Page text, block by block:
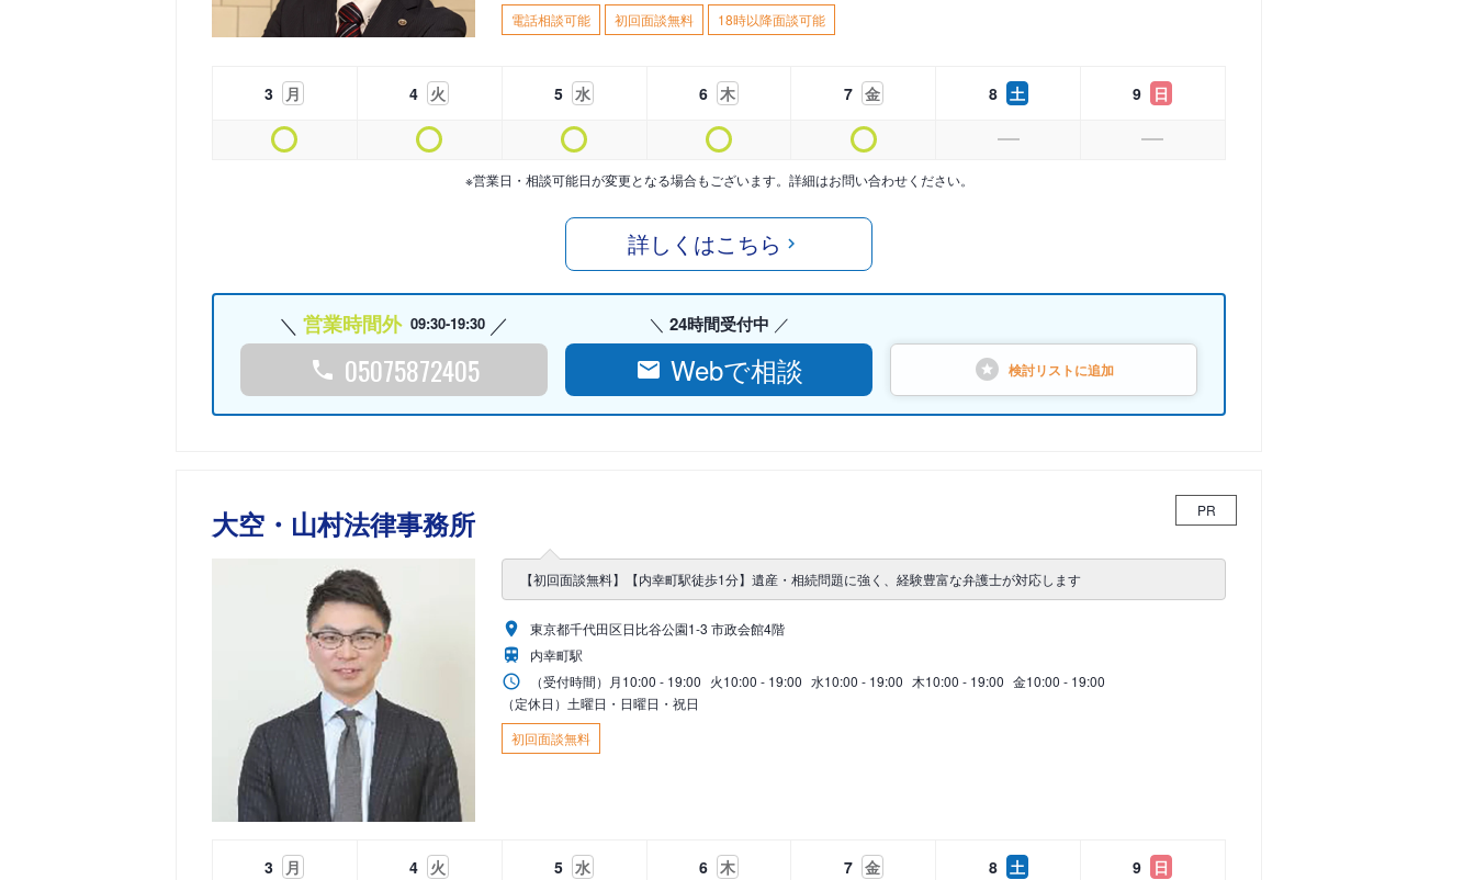
電話相談可能
初回面談無料 18時以降面談可能
3 月 4 火 5 水 6 木 7 金 8 土 9 日
※営業日・相談可能日が変更となる場合もございます。詳細はお問い合わせください。
詳しくはこちら
営業時間外 09:30-19:30
05075872405
24時間受付中
Webで相談 検討リストに追加
大空・山村法律事務所 PR
【初回面談無料】【内幸町駅徒歩1分】遺産・相続問題に強く、経験豊富な弁護士が対応します
東京都千代田区日比谷公園1-3 市政会館4階
内幸町駅
（受付時間） 月10:00 - 19:00 火10:00 - 19:00 水10:00 - 19:00 木10:00 - 19:00 金10:00 - 19:00
（定休日）土曜日・日曜日・祝日
初回面談無料
3 月 4 火 5 水 6 木 7 金 8 土 9 日